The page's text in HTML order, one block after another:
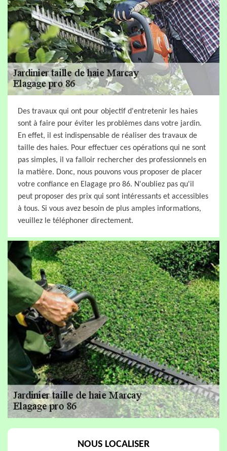
Des travaux qui ont pour objectif d'entretenir les haies
sont à faire pour éviter les problèmes dans votre jardin.
En effet, il est indispensable de réaliser des travaux de
taille des haies. Pour effectuer ces opérations qui ne sont
pas simples, il va falloir rechercher des professionnels en
la matière. Donc, nous pouvons vous proposer de placer
votre confiance en Elagage pro 86. N'oubliez pas qu'il
peut proposer des prix qui sont intéressants et accessibles
à tous. Si vous avez besoin de plus amples informations,
veuillez le téléphoner directement.
NOUS LOCALISER